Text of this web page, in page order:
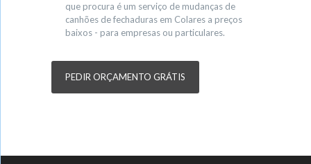
que procura é um serviço de mudanças de
canhões de fechaduras em Colares a preços
baixos - para empresas ou particulares.
PEDIR ORÇAMENTO GRÁTIS